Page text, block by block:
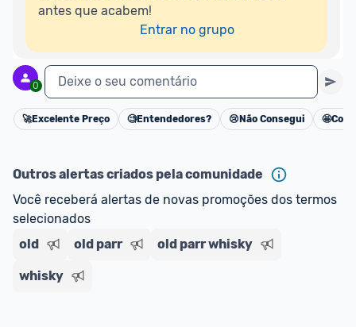
antes que acabem!
Entrar no grupo
0 Deixe o seu comentário
Cancelar
🚀Excelente Preço 🧐Entendedores? 😢 Não Consegui 🤩
Outros alertas criados pela comunidade
Você receberá alertas de novas promoções dos termos
selecionados
old
old parr old parr whisky
whisky